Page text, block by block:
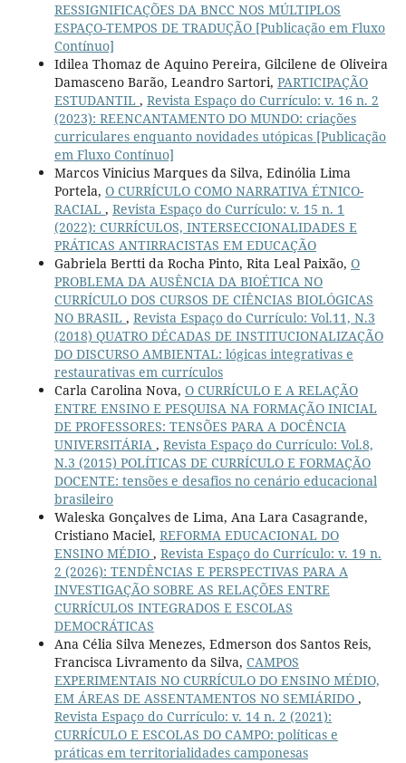
RESSIGNIFICAÇÕES DA BNCC NOS MÚLTIPLOS
ESPAÇO-TEMPOS DE TRADUÇÃO [Publicação em Fluxo
Contínuo]
Idilea Thomaz de Aquino Pereira, Gilcilene de Oliveira
Damasceno Barão, Leandro Sartori, PARTICIPAÇÃO
ESTUDANTIL , Revista Espaço do Currículo: v. 16 n. 2
(2023): REENCANTAMENTO DO MUNDO: criações
curriculares enquanto novidades utópicas [Publicação
em Fluxo Contínuo]
Marcos Vinicius Marques da Silva, Edinólia Lima
Portela, O CURRÍCULO COMO NARRATIVA ÉTNICO-
RACIAL , Revista Espaço do Currículo: v. 15 n. 1
(2022): CURRÍCULOS, INTERSECCIONALIDADES E
PRÁTICAS ANTIRRACISTAS EM EDUCAÇÃO
Gabriela Bertti da Rocha Pinto, Rita Leal Paixão, O
PROBLEMA DA AUSÊNCIA DA BIOÉTICA NO
CURRÍCULO DOS CURSOS DE CIÊNCIAS BIOLÓGICAS
NO BRASIL , Revista Espaço do Currículo: Vol.11, N.3
(2018) QUATRO DÉCADAS DE INSTITUCIONALIZAÇÃO
DO DISCURSO AMBIENTAL: lógicas integrativas e
restaurativas em currículos
Carla Carolina Nova, O CURRÍCULO E A RELAÇÃO
ENTRE ENSINO E PESQUISA NA FORMAÇÃO INICIAL
DE PROFESSORES: TENSÕES PARA A DOCÊNCIA
UNIVERSITÁRIA , Revista Espaço do Currículo: Vol.8,
N.3 (2015) POLÍTICAS DE CURRÍCULO E FORMAÇÃO
DOCENTE: tensões e desafios no cenário educacional
brasileiro
Waleska Gonçalves de Lima, Ana Lara Casagrande,
Cristiano Maciel, REFORMA EDUCACIONAL DO
ENSINO MÉDIO , Revista Espaço do Currículo: v. 19 n.
2 (2026): TENDÊNCIAS E PERSPECTIVAS PARA A
INVESTIGAÇÃO SOBRE AS RELAÇÕES ENTRE
CURRÍCULOS INTEGRADOS E ESCOLAS
DEMOCRÁTICAS
Ana Célia Silva Menezes, Edmerson dos Santos Reis,
Francisca Livramento da Silva, CAMPOS
EXPERIMENTAIS NO CURRÍCULO DO ENSINO MÉDIO,
EM ÁREAS DE ASSENTAMENTOS NO SEMIÁRIDO ,
Revista Espaço do Currículo: v. 14 n. 2 (2021):
CURRÍCULO E ESCOLAS DO CAMPO: políticas e
práticas em territorialidades camponesas